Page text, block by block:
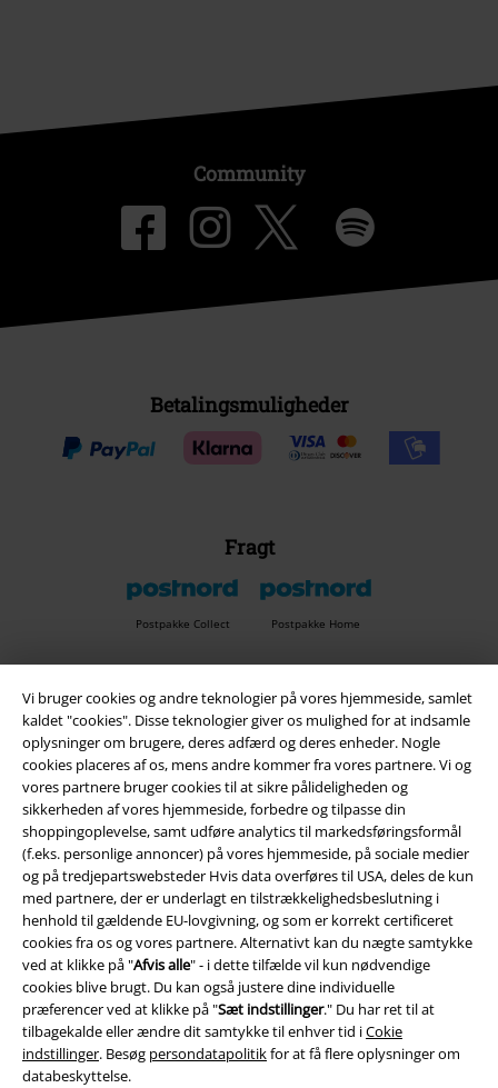
Vi bruger cookies og andre teknologier på vores hjemmeside, samlet
kaldet "cookies". Disse teknologier giver os mulighed for at indsamle
oplysninger om brugere, deres adfærd og deres enheder. Nogle
cookies placeres af os, mens andre kommer fra vores partnere. Vi og
vores partnere bruger cookies til at sikre pålideligheden og
sikkerheden af ​​vores hjemmeside, forbedre og tilpasse din
shoppingoplevelse, samt udføre analytics til markedsføringsformål
(f.eks. personlige annoncer) på vores hjemmeside, på sociale medier
og på tredjepartswebsteder Hvis data overføres til USA, deles de kun
med partnere, der er underlagt en tilstrækkelighedsbeslutning i
henhold til gældende EU-lovgivning, og som er korrekt certificeret
cookies fra os og vores partnere. Alternativt kan du nægte samtykke
ved at klikke på "Afvis alle" - i dette tilfælde vil kun nødvendige
cookies blive brugt. Du kan også justere dine individuelle
præferencer ved at klikke på "Sæt indstillinger." Du har ret til at
tilbagekalde eller ændre dit samtykke til enhver tid iCokie
indstillinger. Besøg persondatapolitikfor at få flere oplysninger om
databeskyttelse.
Community
Betalingsmuligheder
Fragt
Postpakke Collect Postpakke Home
EMP app
Download den nye EMP app gratis og få glæde af alle forbedringerne
og fordelene!
A Warner Music Group Company